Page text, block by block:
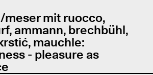
mit ruocco,
ammann, brechbühl,
mauchle:
- pleasure as